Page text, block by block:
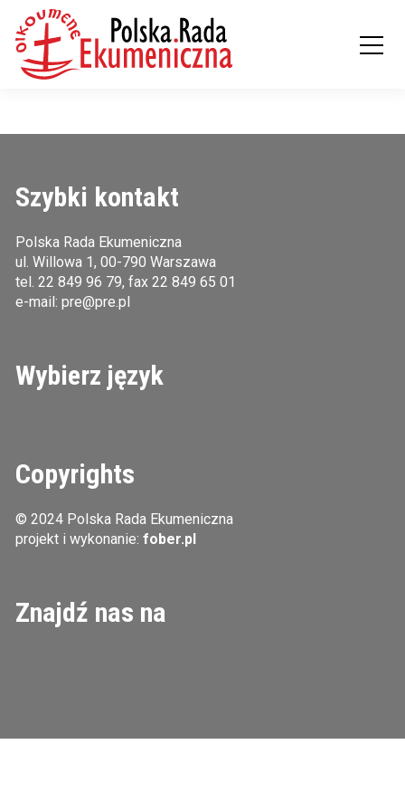
Szybki kontakt
Polska Rada Ekumeniczna
ul. Willowa 1, 00-790 Warszawa
tel. 22 849 96 79, fax 22 849 65 01
e-mail: pre@pre.pl
Wybierz język
Copyrights
© 2024 Polska Rada Ekumeniczna
projekt i wykonanie: fober.pl
Znajdź nas na